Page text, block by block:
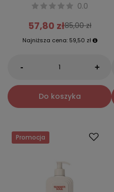
0.0
57,80 zł85,00 zł
Najniższa cena: 59,50 zł
- +
Do koszyka
Promocja